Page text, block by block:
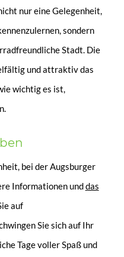
nur eine Gelegenheit,
sondern
Stadt. Die
und attraktiv das
wichtig es ist,
bei der Augsburger
Informationen unddas
auf
Sie sich auf Ihr
Tage voller Spaß und